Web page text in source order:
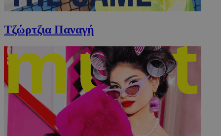
Τζώρτζια Παναγή